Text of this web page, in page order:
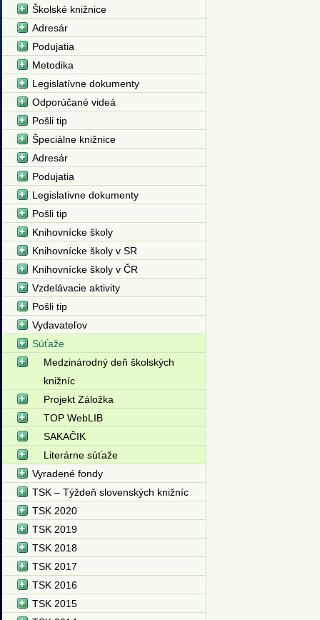
Školské knižnice
Adresár
Podujatia
Metodika
Legislatívne dokumenty
Odporúčané videá
Pošli tip
Špeciálne knižnice
Adresár
Podujatia
Legislativne dokumenty
Pošli tip
Knihovnícke školy
Knihovnícke školy v SR
Knihovnícke školy v ČR
Vzdelávacie aktivity
Pošli tip
Vydavateľov
Súťaže
Medzinárodný deň školských
knižníc
Projekt Záložka
TOP WebLIB
SAKAČIK
Literárne súťaže
Vyradené fondy
TSK – Týždeň slovenských knižníc
TSK 2020
TSK 2019
TSK 2018
TSK 2017
TSK 2016
TSK 2015